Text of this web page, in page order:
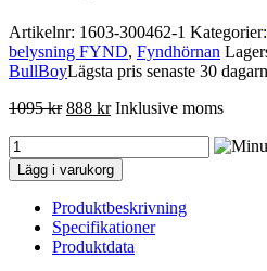
Artikelnr: 1603-300462-1 Kategorier:
belysning FYND, Fyndhörnan
BullBoyLägsta pris senaste 30
1095kr 888 kr Inklusive moms
Bullboy
30W
Arbetsljus/Backljus
Inbyggt
blixtljus
mängd
Lägg i varukorg
Produktbeskrivning
Specifikationer
Produktdata